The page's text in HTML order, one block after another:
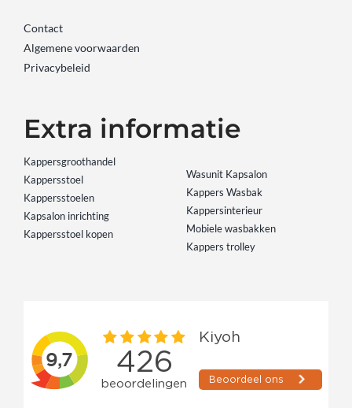
Contact
Algemene voorwaarden
Privacybeleid
Extra informatie
Kappersgroothandel
Kappersstoel
Kappersstoelen
Kapsalon inrichting
Kappersstoel kopen
Wasunit Kapsalon
Kappers Wasbak
Kappersinterieur
Mobiele wasbakken
Kappers trolley